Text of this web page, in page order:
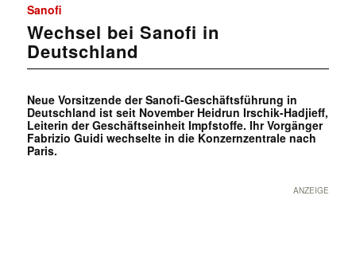
Sanofi
Wechsel bei Sanofi in
Deutschland
Neue Vorsitzende der Sanofi-Geschäftsführung in
Deutschland ist seit November Heidrun Irschik-Hadjieff,
Leiterin der Geschäftseinheit Impfstoffe. Ihr Vorgänger
Fabrizio Guidi wechselte in die Konzernzentrale nach
Paris.
ANZEIGE